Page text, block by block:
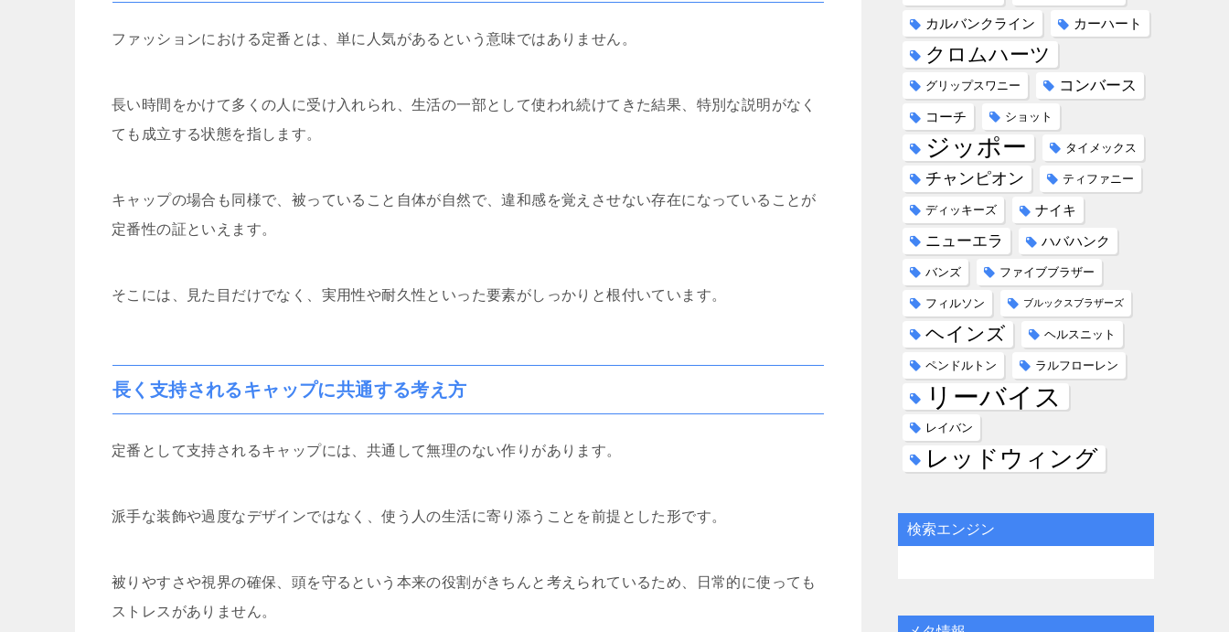
ファッションにおける定番とは、単に人気があるという意味ではありません。
長い時間をかけて多くの人に受け入れられ、生活の一部として使われ続けてきた結果、特別な説明がなく
ても成立する状態を指します。
キャップの場合も同様で、被っていること自体が自然で、違和感を覚えさせない存在になっていることが
定番性の証といえます。
そこには、見た目だけでなく、実用性や耐久性といった要素がしっかりと根付いています。
長く支持されるキャップに共通する考え方
定番として支持されるキャップには、共通して無理のない作りがあります。
派手な装飾や過度なデザインではなく、使う人の生活に寄り添うことを前提とした形です。
被りやすさや視界の確保、頭を守るという本来の役割がきちんと考えられているため、日常的に使っても
ストレスがありません。
カルバンクライン カーハート
クロムハーツ
グリップスワニー コンバース
コーチ ショット
ジッポー タイメックス
チャンピオン ティファニー
ディッキーズ ナイキ
ニューエラ ハバハンク
バンズ ファイブブラザー
フィルソン ブルックスブラザーズ
ヘインズ ヘルスニット
ペンドルトン ラルフローレン
リーバイス
レイバン
レッドウィング
検索エンジン